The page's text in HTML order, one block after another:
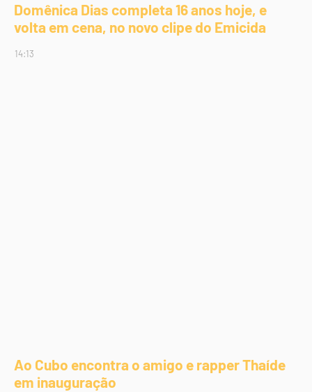
Domênica Dias completa 16 anos hoje, e
volta em cena, no novo clipe do Emicida
14:13
Ao Cubo encontra o amigo e rapper Thaíde
em inauguração